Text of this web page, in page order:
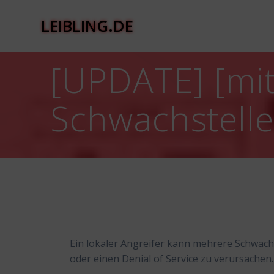
LEIBLING.DE
[UPDATE]
Ein lokaler Angreifer kann mehrere
oder einen Denial of Service zu verursachen.